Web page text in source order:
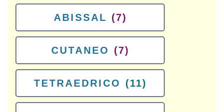
ABISSAL (7)
CUTANEO (7)
TETRAEDRICO (11)